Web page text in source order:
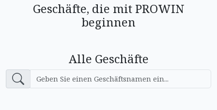
Geschäfte, die mit PROWIN
beginnen
Alle Geschäfte